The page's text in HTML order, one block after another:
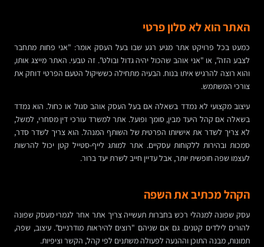
האתר הוא לא סלון פרטי
כמעט בכל פרויקט אתר מגיע רגע שבו בעל העסק אומר: "אני פחות מתחבר
לצבע הזה", או "אני אוהב שהכול יהיה גדול ובולט". זה טבעי. האתר מייצג אותו,
והוא רוצה להרגיש איתו בנוח. הבעיה מתחילה כששיקול הטעם הפרטי דוחק את
צורכי המשתמש.
עיצוב מקצועי לא נמדד בשאלה אם בעל העסק אוהב סגול או כחול. הוא נמדד
בשאלה אם קהל היעד מבין, סומך ופועל. אתר למשרד עורכי דין מסחרי, למשל,
לא צריך לשדר את אישיותו הפרטית של השותף המנהל. הוא צריך לשדר סדר,
סמכות ובהירות ללקוחות עסקיים. אתר למותג לייף-סטייל קטן יכול להרשות
לעצמו שפה חופשית יותר, אבל עדיין חייב לשרת יעד ברור.
הקהל מכתיב את השפה
עסק שפונה למנהלי רכש בחברות תעשייה צריך אתר אחר לגמרי מעסק שפונה
להורים לילדים קטנים. גם אם שניהם "רוצים להיראות מודרניים". עיצוב, שפה,
תמונות, מבנה התוכן וההנעה לפעולה משתנים לפי קהל, הקשר וציפיות.